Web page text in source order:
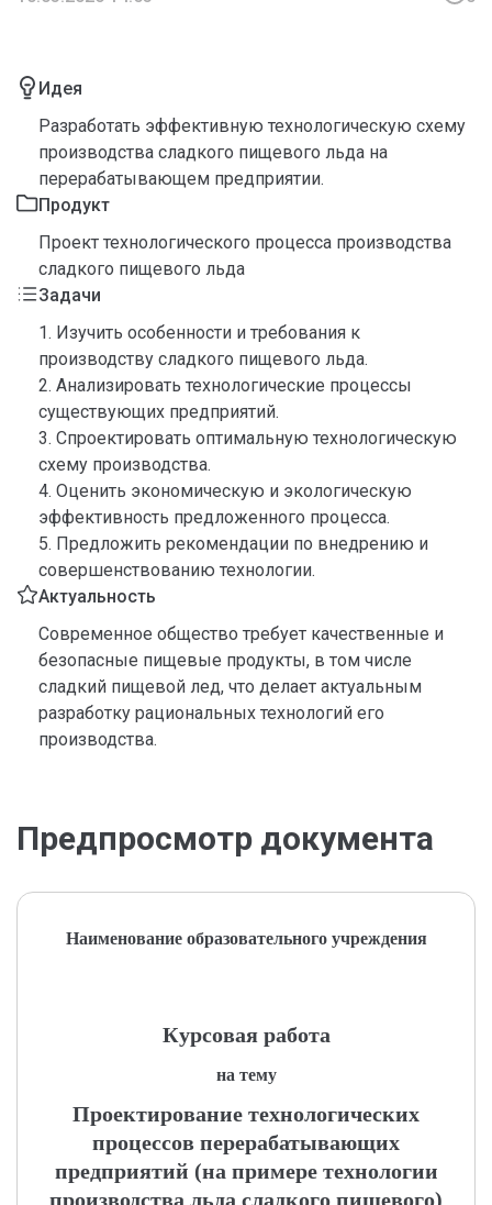
Идея
Разработать эффективную технологическую схему
производства сладкого пищевого льда на
перерабатывающем предприятии.
Продукт
Проект технологического процесса производства
сладкого пищевого льда
Задачи
1. Изучить особенности и требования к
производству сладкого пищевого льда.
2. Анализировать технологические процессы
существующих предприятий.
3. Спроектировать оптимальную технологическую
схему производства.
4. Оценить экономическую и экологическую
эффективность предложенного процесса.
5. Предложить рекомендации по внедрению и
совершенствованию технологии.
Актуальность
Современное общество требует качественные и
безопасные пищевые продукты, в том числе
сладкий пищевой лед, что делает актуальным
разработку рациональных технологий его
производства.
Предпросмотр документа
Наименование образовательного учреждения
Курсовая работа
на тему
Проектирование технологических
процессов перерабатывающих
предприятий (на примере технологии
производства льда сладкого пищевого)